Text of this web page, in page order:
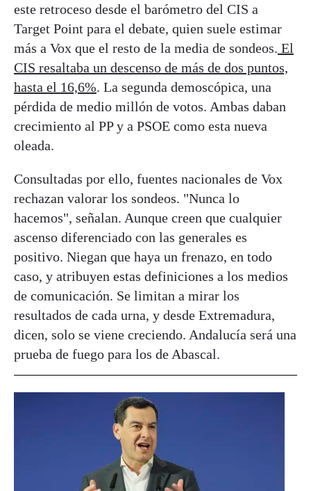
este retroceso desde el barómetro del CIS a
Target Point para el debate, quien suele estimar
más a Vox que el resto de la media de sondeos. El
CIS resaltaba un descenso de más de dos puntos,
hasta el 16,6%. La segunda demoscópica, una
pérdida de medio millón de votos. Ambas daban
crecimiento al PP y a PSOE como esta nueva
oleada.
Consultadas por ello, fuentes nacionales de Vox
rechazan valorar los sondeos. "Nunca lo
hacemos", señalan. Aunque creen que cualquier
ascenso diferenciado con las generales es
positivo. Niegan que haya un frenazo, en todo
caso, y atribuyen estas definiciones a los medios
de comunicación. Se limitan a mirar los
resultados de cada urna, y desde Extremadura,
dicen, solo se viene creciendo. Andalucía será una
prueba de fuego para los de Abascal.